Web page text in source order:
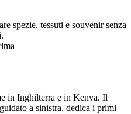
spezie, tessuti e souvenir senza
in Inghilterra e in Kenya. Il
a sinistra, dedica i primi